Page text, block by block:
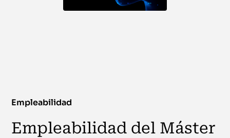
Empleabilidad
Empleabilidad del Máster